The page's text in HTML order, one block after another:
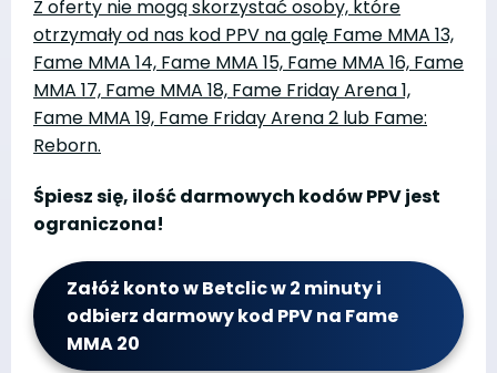
Z oferty nie mogą skorzystać osoby, które
otrzymały od nas kod PPV na galę Fame MMA 13,
Fame MMA 14, Fame MMA 15, Fame MMA 16, Fame
MMA 17, Fame MMA 18, Fame Friday Arena 1,
Fame MMA 19, Fame Friday Arena 2 lub Fame:
Reborn.
Śpiesz się, ilość darmowych kodów PPV jest
ograniczona!
Załóż konto w Betclic w 2 minuty i
odbierz darmowy kod PPV na Fame
MMA 20